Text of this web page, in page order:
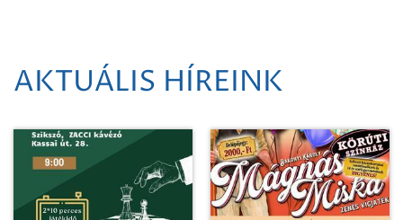
AKTUÁLIS HÍREINK